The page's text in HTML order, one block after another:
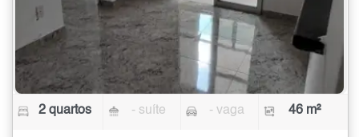
2 quartos - suíte - vaga 46 m²